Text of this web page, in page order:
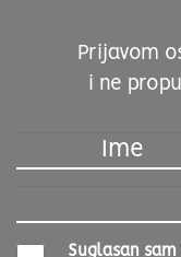
Prijavom
i ne
Suglasan